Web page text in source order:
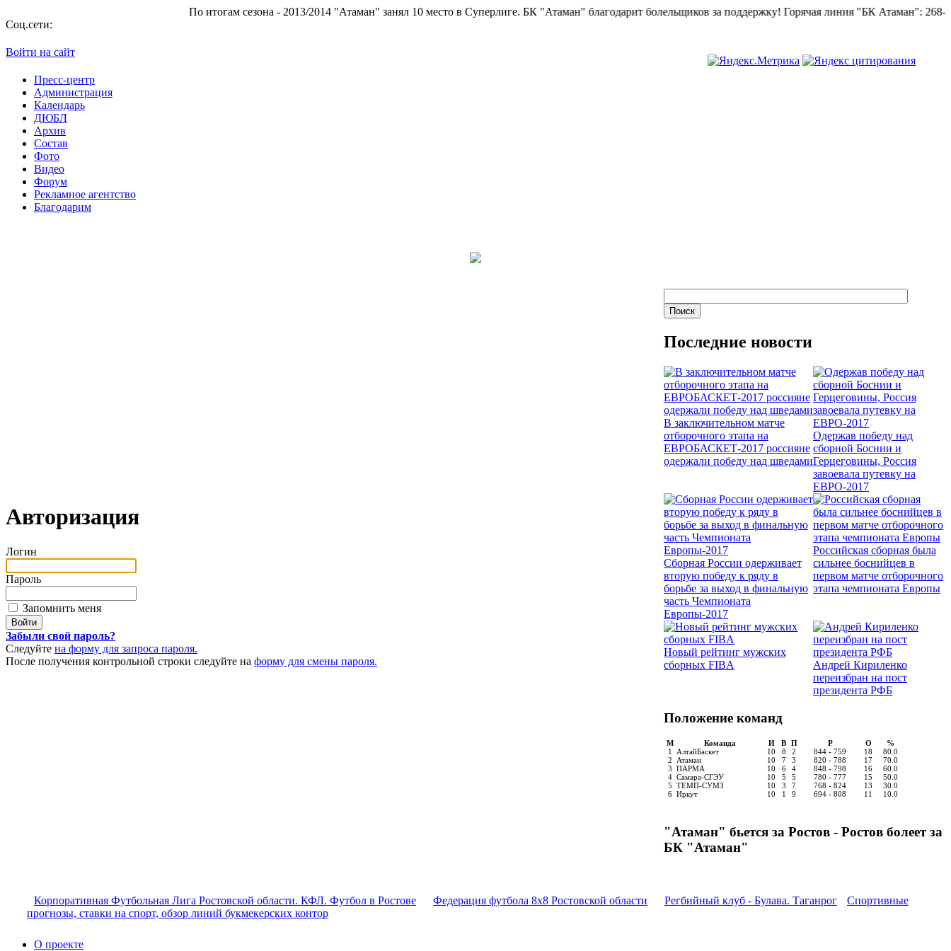
По итогам сезона - 2013/2014 "Атаман" занял 10 место в Суперлиге.БК "Атаман" благодарит болельщиков за поддержку!Горячая линия "БК Атаман":268-82-02.
Соц.сети:
Войти на сайт
Пресс-центр
Администрация
Календарь
ДЮБЛ
Архив
Состав
Фото
Видео
Форум
Рекламное агентство
Благодарим
Авторизация
Логин
Пароль
Запомнить меня
Забыли свой пароль?
Следуйте на форму для запроса пароля.
После получения контрольной строки следуйте на форму для смены пароля.
Последние новости
В заключительном матче
отборочного этапа на
ЕВРОБАСКЕТ-2017 россияне
одержали победу над шведами
Одержав победу над
сборной Боснии и
Герцеговины, Россия
завоевала путевку на
ЕВРО-2017
Сборная России одерживает
вторую победу к ряду в
борьбе за выход в финальную
часть Чемпионата
Европы-2017
Российская сборная была
сильнее боснийцев в
первом матче отборочного
этапа чемпионата Европы
Новый рейтинг мужских
сборных FIBA
Андрей Кириленко
переизбран на пост
президента РФБ
Положение команд
М Команда И В П Р О
%
1
АлтайБаскет 10 8 2 844 - 759 18
80.0
2
Атаман 10 7 3 820 - 788 17
70.0
3 ПАРМА 10 6 4 848 - 798 16
60.0
4 Самара-СГЭУ 10 5 5 780 - 777 15
50.0
5 ТЕМП-СУМЗ 10 3 7 768 - 824 13
30.0
6 Иркут 10 1 9 694 - 808 11 10.0
"Атаман" бьется за Ростов - Ростов болеет за
БК "Атаман"
Корпоративная Футбольная Лига Ростовской области. КФЛ. Футбол в Ростове Федерация футбола 8x8 Ростовской области Регбийный клуб - Булава. Таганрог
Спортивные
прогнозы, ставки на спорт, обзор линий букмекерских контор
О проекте